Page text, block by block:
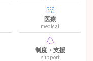
医療
medical
制度・支援
support